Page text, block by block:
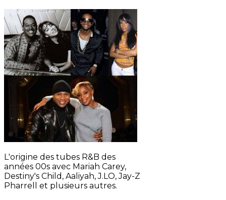
L'origine des tubes R&B des
années 00s avec Mariah Carey,
Destiny's Child, Aaliyah, J.LO, Jay-Z
Pharrell et plusieurs autres.